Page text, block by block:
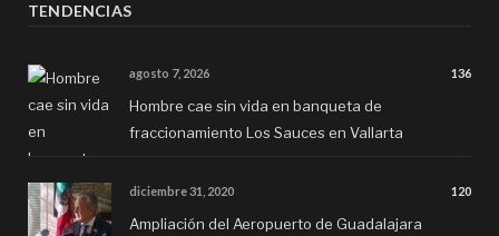
TENDENCIAS
agosto 7, 2026 136
Hombre cae sin vida en banqueta de
fraccionamiento Los Sauces en Vallarta
diciembre 31, 2020 120
Ampliación del Aeropuerto de Guadalajara